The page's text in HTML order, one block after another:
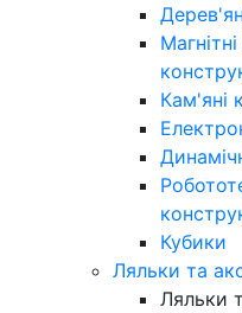
Кам'яні
Кубики
Ляльки та
Ляльки